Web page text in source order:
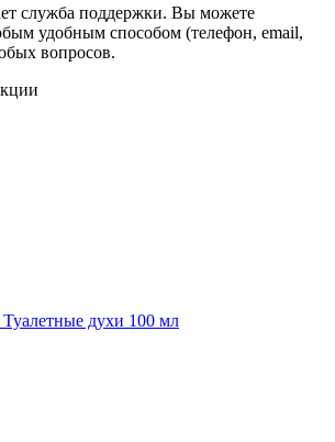
служба поддержки. Вы можете
удобным способом (телефон, email,
вопросов.
духи 100 мл